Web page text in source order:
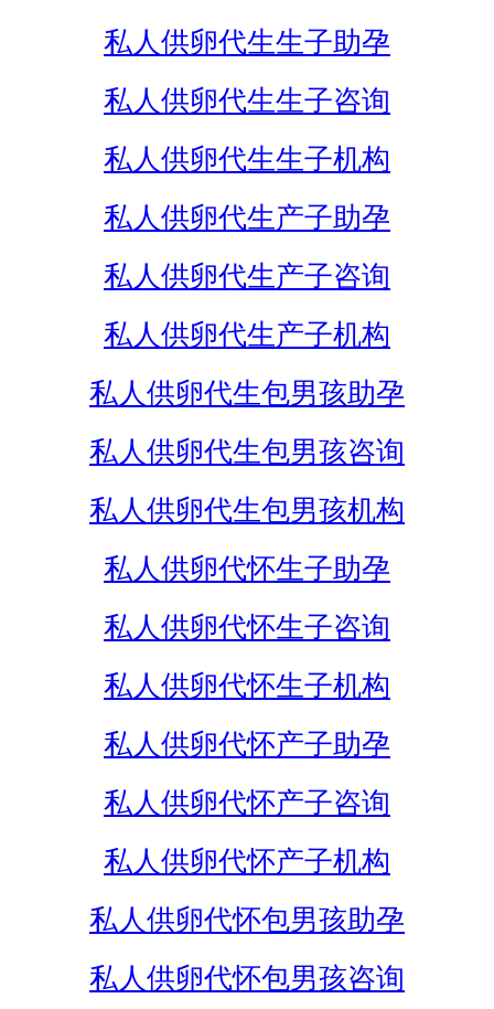
私人供卵代生生子助孕
私人供卵代生生子咨询
私人供卵代生生子机构
私人供卵代生产子助孕
私人供卵代生产子咨询
私人供卵代生产子机构
私人供卵代生包男孩助孕
私人供卵代生包男孩咨询
私人供卵代生包男孩机构
私人供卵代怀生子助孕
私人供卵代怀生子咨询
私人供卵代怀生子机构
私人供卵代怀产子助孕
私人供卵代怀产子咨询
私人供卵代怀产子机构
私人供卵代怀包男孩助孕
私人供卵代怀包男孩咨询